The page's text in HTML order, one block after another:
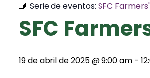
Serie de eventos: SFC
SFC
19 de abril de 2025 @ 9:00 am -